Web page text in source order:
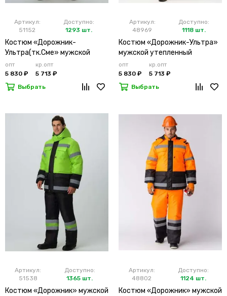
Артикул:
51152
Доступно:
1293 шт.
Костюм «Дорожник-
Ультра(тк.Сме» мужской
утепленный лимонный
опт
5 830 ₽
кр.опт
5 713 ₽
Выбрать
Артикул:
48969
Доступно:
1118 шт.
Костюм «Дорожник-Ультра»
мужской утепленный
оранжевый
опт
5 830 ₽
кр.опт
5 713 ₽
Выбрать
Артикул:
51538
Доступно:
1365 шт.
Костюм «Дорожник» мужской
Артикул:
48802
Доступно:
1124 шт.
Костюм «Дорожник» мужской